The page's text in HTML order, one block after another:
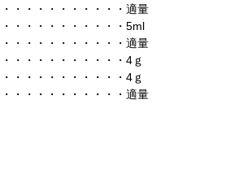
・・・・・・・・・・適量
・・・・・・・・・・5ml
・・・・・・・・・・適量
・・・・・・・・・・4ｇ
・・・・・・・・・・4ｇ
・・・・・・・・・・適量